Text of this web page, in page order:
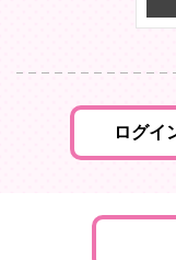
ログイ